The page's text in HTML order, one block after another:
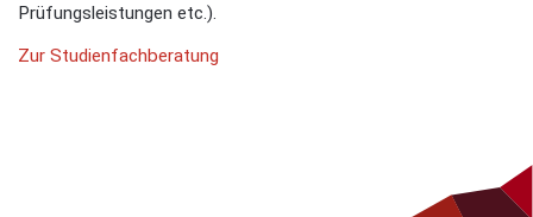
Prüfungsleistungen etc.).
Zur Studienfachberatung